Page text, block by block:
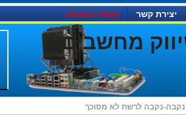
יצירת קשר עכשיו במבצע
מחשבים )
נקבה לרשת לא מסוכך